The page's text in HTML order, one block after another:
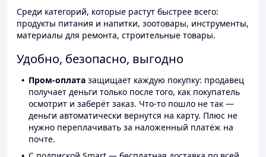
Среди категорий, которые растут быстрее всего:
продукты питания и напитки, зоотовары, инструменты,
материалы для ремонта, строительные товары.
Удобно, безопасно, выгодно
Пром-оплата защищает каждую покупку: продавец
получает деньги только после того, как покупатель
осмотрит и заберёт заказ. Что-то пошло не так —
деньги автоматически вернутся на карту. Плюс не
нужно переплачивать за наложенный платёж на
почте.